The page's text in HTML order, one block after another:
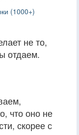
(1000+)
не то,
отдаем.
что оно не
скорее с